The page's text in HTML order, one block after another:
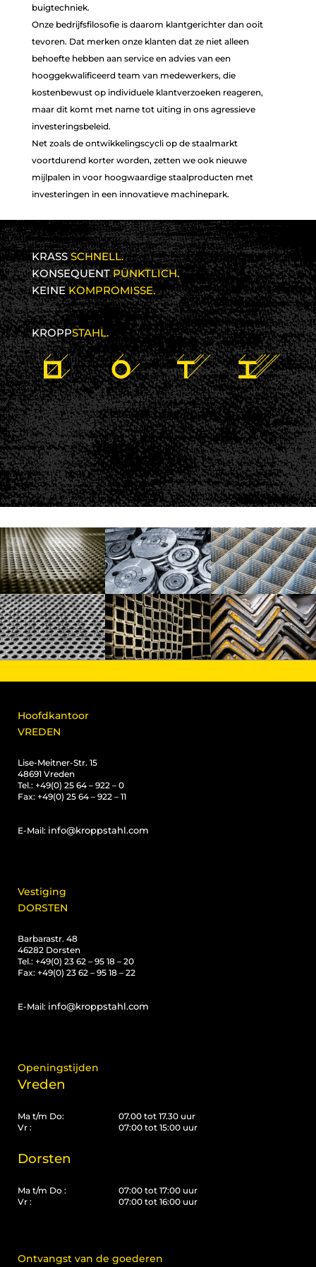
buigtechniek.
Onze bedrijfsfilosofie is daarom klantgerichter dan ooit
tevoren. Dat merken onze klanten dat ze niet alleen
behoefte hebben aan service en advies van een
hooggekwalificeerd team van medewerkers, die
kostenbewust op individuele klantverzoeken reageren,
maar dit komt met name tot uiting in ons agressieve
investeringsbeleid.
Net zoals de ontwikkelingscycli op de staalmarkt
voortdurend korter worden, zetten we ook nieuwe
mijlpalen in voor hoogwaardige staalproducten met
investeringen in een innovatieve machinepark.
KRASSSCHNELL.
KONSEQUENTPÜNKTLICH.
KEINEKOMPROMISSE.
KROPPSTAHL.
NEWS
1 2 Next
Hoofdkantoor
VREDEN
Lise-Meitner-Str. 15
48691 Vreden
Tel.: +49(0) 25 64 – 922 – 0
Fax: +49(0) 25 64 – 922 – 11
E-Mail: info@kroppstahl.com
Vestiging
DORSTEN
Barbarastr. 48
46282 Dorsten
Tel.: +49(0) 23 62 – 95 18 – 20
Fax: +49(0) 23 62 – 95 18 – 22
E-Mail: info@kroppstahl.com
Openingstijden
Vreden
Ma t/m Do:
Vr :
07.00 tot 17.30 uur
07:00 tot 15:00 uur
Dorsten
Ma t/m Do :
Vr :
07:00 tot 17:00 uur
07:00 tot 16:00 uur
Ontvangst van de goederen